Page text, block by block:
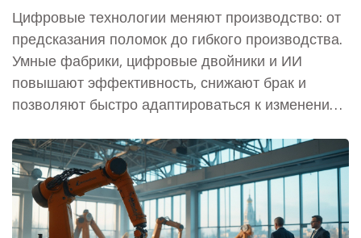
Цифровые технологии меняют производство: от
предсказания поломок до гибкого производства.
Умные фабрики, цифровые двойники и ИИ
повышают эффективность, снижают брак и
позволяют быстро адаптироваться к изменениям